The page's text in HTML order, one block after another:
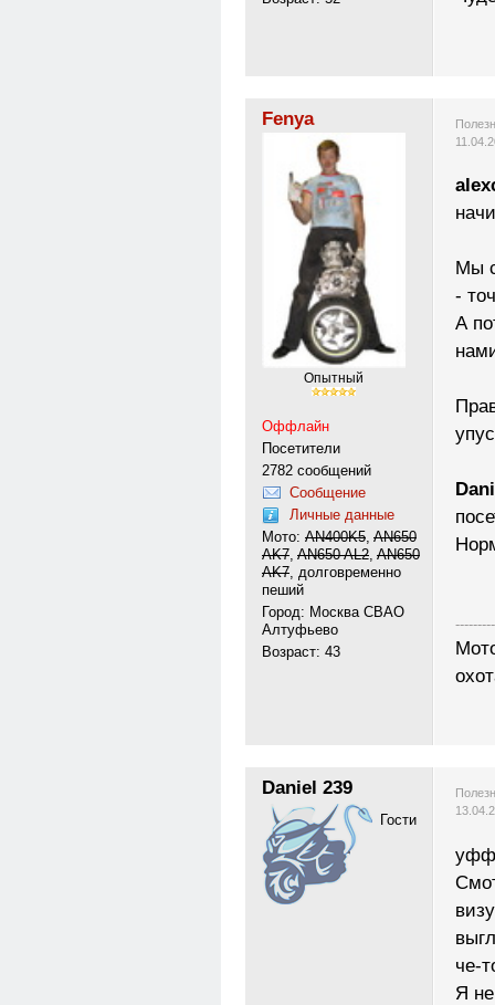
Fenya
Опытный
Оффлайн
Посетители
2782 сообщений
Сообщение
Личные данные
Мото: AN400K5 AN650
АK7 AN650 AL2 AN650
АK7 , долговременно
пеший
Город: Москва СВАО
Алтуфьево
Возраст: 43
Мы
-
А
Daniel 239
Гости
че-
Я